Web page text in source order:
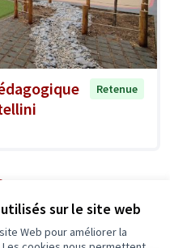
sur le site web
Web pour améliorer la
Retenue